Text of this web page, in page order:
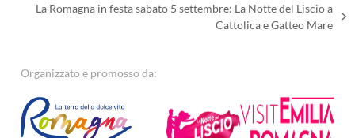
La Romagna in festa sabato 5 settembre: La Notte del Liscio a
Cattolica e Gatteo Mare
Organizzato e promosso da: